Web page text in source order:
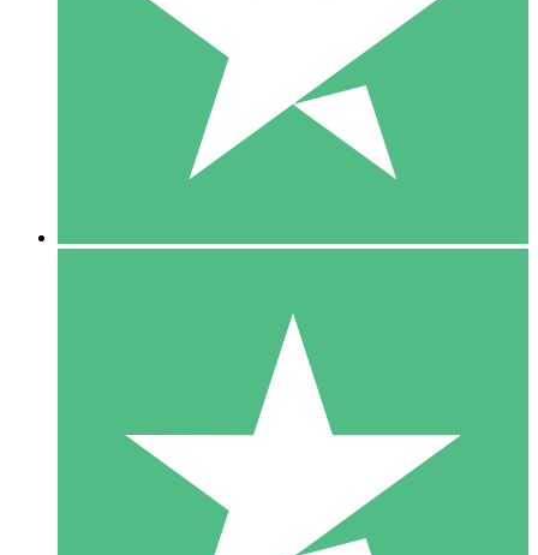
1 Téléchargement
10 00
10 Téléchargements
20 00